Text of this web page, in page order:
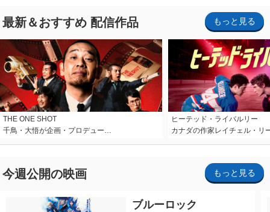
最新＆おすすめ 配信作品 もっと見る
THE ONE SHOT
千鳥・大悟が企画・プロデュー…
ヒーテッド・ライバルリー
カナダの作家レイチェル・リ
今週公開の映画 もっと見る
ブルーロック